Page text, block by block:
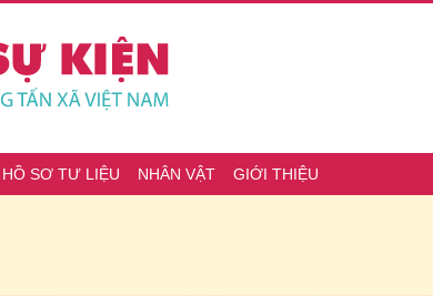
HỒ SƠ TƯ LIỆU NHÂN VẬT GIỚI THIỆU